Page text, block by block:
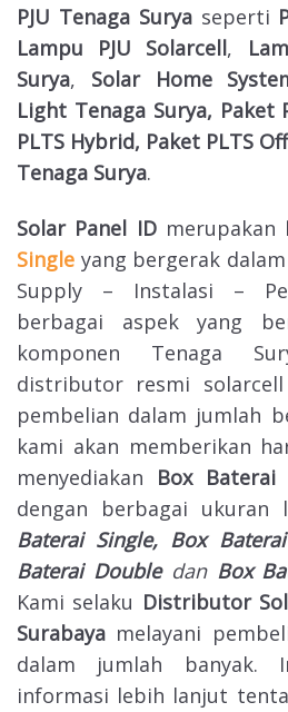
PJU Tenaga Suryaseperti
Lampu PJU Solarcell,
Surya, Solar Home
Light Tenaga Surya, Paket
PLTS Hybrid, Paket PLTS
Tenaga Surya.
Solar Panel IDmerupakan
Single yang bergerak
Supply – Instalasi –
berbagai aspek yang
komponen Tenaga
distributor resmi solarcell
pembelian dalam jumlah
kami akan memberikan
menyediakan Box Baterai
dengan berbagai ukuran
Baterai Single, Box
Baterai Double danBox
Kami selaku Distributor
Surabaya melayani
dalam jumlah banyak.
informasi lebih lanjut